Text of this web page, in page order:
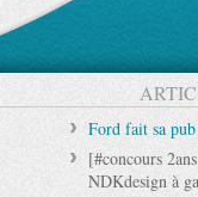
Ford fait sa
[#concours
NDKdesign à